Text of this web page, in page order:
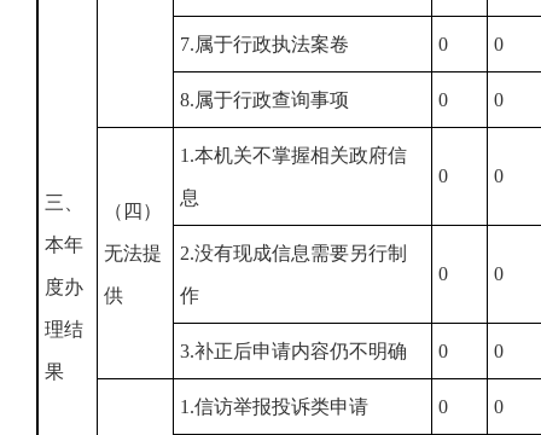
三、
本年
度办
理结
果
7.属于行政执法案卷 0 0
8.属于行政查询事项 0 0
（四）
无法提
供
1.本机关不掌握相关政府信
息
0 0
2.没有现成信息需要另行制
作
0 0
3.补正后申请内容仍不明确 0 0
1.信访举报投诉类申请 0 0